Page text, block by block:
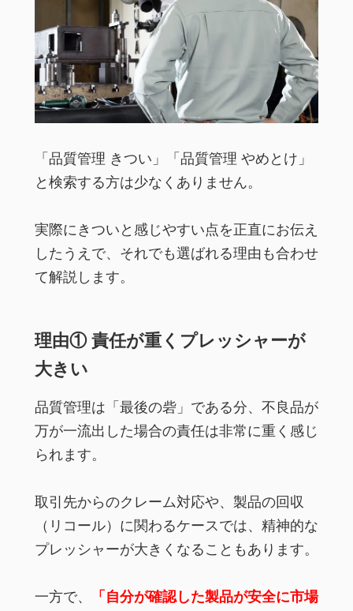
「品質管理 きつい」「品質管理 やめとけ」
と検索する方は少なくありません。
実際にきついと感じやすい点を正直にお伝え
したうえで、それでも選ばれる理由も合わせ
て解説します。
理由① 責任が重くプレッシャーが
大きい
品質管理は「最後の砦」である分、不良品が
万が一流出した場合の責任は非常に重く感じ
られます。
取引先からのクレーム対応や、製品の回収
（リコール）に関わるケースでは、精神的な
プレッシャーが大きくなることもあります。
一方で、
「自分が確認した製品が安全に市場